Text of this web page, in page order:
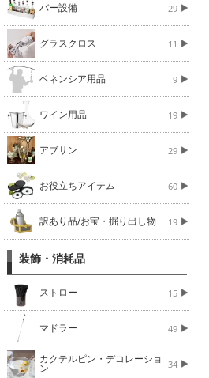
バー設備 29
グラスクロス 11
ベネンシア用品 9
ワイン用品 19
アブサン 29
お役立ちアイテム 60
訳あり品/お宝・掘り出し物 19
装飾・消耗品
ストロー 15
マドラー 49
カクテルピン・デコレーショ
ン 34